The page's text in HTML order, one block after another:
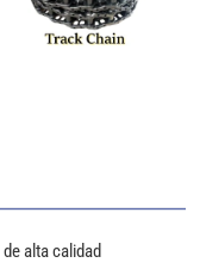
alta calidad